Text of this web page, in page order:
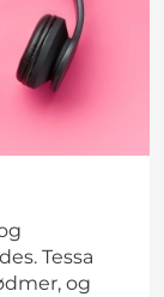
Tessa
og